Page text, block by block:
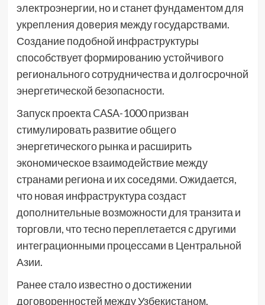
электроэнергии, но и станет фундаментом для
укрепления доверия между государствами.
Создание подобной инфраструктуры
способствует формированию устойчивого
регионального сотрудничества и долгосрочной
энергетической безопасности.
Запуск проекта CASA-1000 призван
стимулировать развитие общего
энергетического рынка и расширить
экономическое взаимодействие между
странами региона и их соседями. Ожидается,
что новая инфраструктура создаст
дополнительные возможности для транзита и
торговли, что тесно переплетается с другими
интеграционными процессами в Центральной
Азии.
Ранее стало известно о достижении
договоренностей между Узбекистаном,